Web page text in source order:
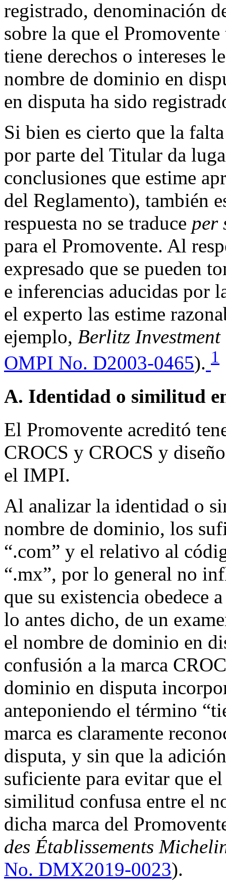
registrado, denominación
sobre la que el
tiene derechos o intereses
nombre de dominio en
en disputa ha sido
Si bien es cierto que la
por parte del Titular da
conclusiones que estime
del Reglamento), también
respuesta no se traduce per
para el Promovente. Al
expresado que se pueden
e inferencias aducidas por
el experto las estime
ejemplo, Berlitz
OMPI No. D2003-0465). 1
A. Identidad o similitud
El Promovente acreditó
CROCS y CROCS y
el IMPI.
Al analizar la identidad o
nombre de dominio, los
“.com” y el relativo al
“.mx”, por lo general no
que su existencia obedece
lo antes dicho, de un
el nombre de dominio en
confusión a la marca
dominio en disputa
anteponiendo el término
marca es claramente
disputa, y sin que la
suficiente para evitar que
similitud confusa entre el
dicha marca del
des Établissements
No. DMX2019‑0023).